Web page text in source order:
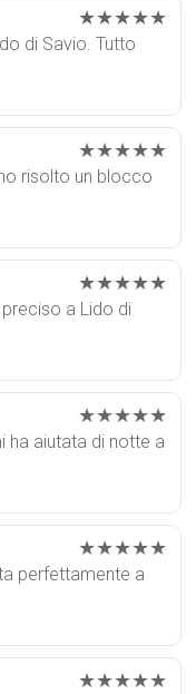
★★★★★
di Savio. Tutto
★★★★★
risolto un blocco
★★★★★
a Lido di
★★★★★
ha aiutata di notte a
★★★★★
perfettamente a
★★★★★